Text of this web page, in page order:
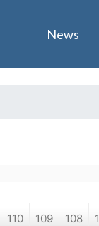
110 109 108
News